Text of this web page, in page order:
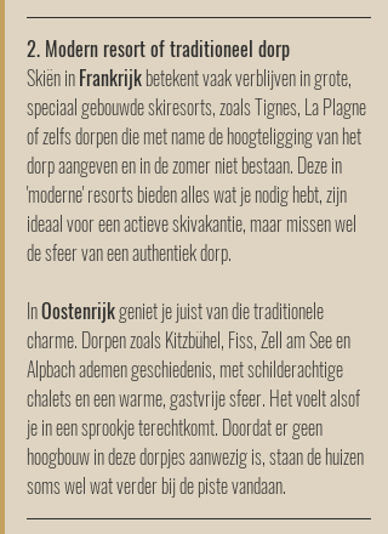
2. Modern resort of traditioneel dorp
Skiën in Frankrijk betekent vaak verblijven in grote,
speciaal gebouwde skiresorts, zoals Tignes, La Plagne
of zelfs dorpen die met name de hoogteligging van het
dorp aangeven en in de zomer niet bestaan. Deze in
'moderne' resorts bieden alles wat je nodig hebt, zijn
ideaal voor een actieve skivakantie, maar missen wel
de sfeer van een authentiek dorp.
In Oostenrijk geniet je juist van die traditionele
charme. Dorpen zoals Kitzbühel, Fiss, Zell am See en
Alpbach ademen geschiedenis, met schilderachtige
chalets en een warme, gastvrije sfeer. Het voelt alsof
je in een sprookje terechtkomt. Doordat er geen
hoogbouw in deze dorpjes aanwezig is, staan de huizen
soms wel wat verder bij de piste vandaan.